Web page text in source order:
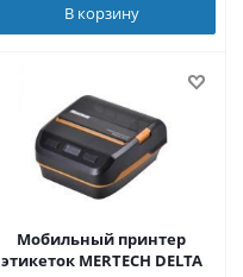
В корзину
Мобильный принтер
этикеток MERTECH DELTA